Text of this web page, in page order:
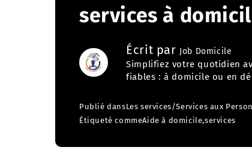
services à
Écrit par Job Domicile
Simplifiez votre quotidien
fiables : à domicile ou en
Publié dansLes services/Services aux
Étiqueté commeAide à domicile,services